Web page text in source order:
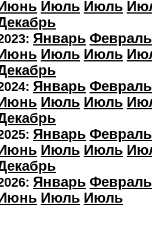
Июль Июль
Январь Февраль
Июль Июль
Январь Февраль
Июль Июль
Январь Февраль
Июль Июль
Январь Февраль
Июль Июль